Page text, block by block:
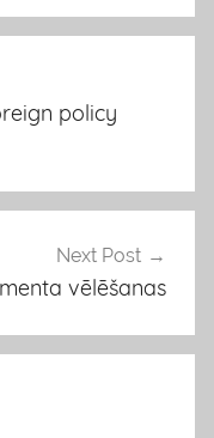
policy
Next Post
vēlēšanas